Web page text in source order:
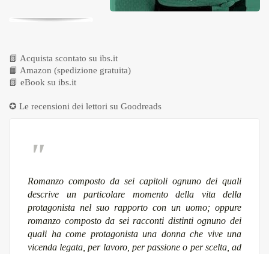
📗 Acquista scontato su ibs.it
📙 Amazon (spedizione gratuita)
📗 eBook su ibs.it
✪ Le recensioni dei lettori su Goodreads
Romanzo composto da sei capitoli ognuno dei quali
descrive un particolare momento della vita della
protagonista nel suo rapporto con un uomo; oppure
romanzo composto da sei racconti distinti ognuno dei
quali ha come protagonista una donna che vive una
vicenda legata, per lavoro, per passione o per scelta, ad